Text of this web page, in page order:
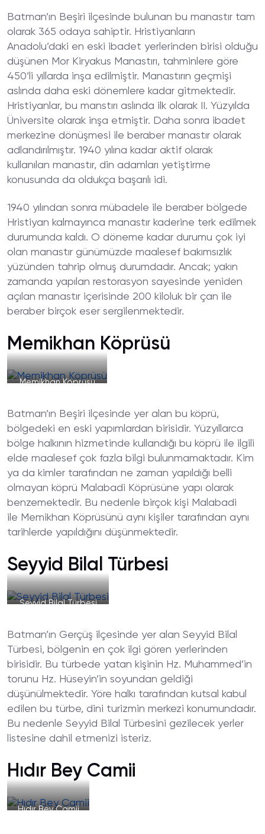
Batman’ın Beşiri ilçesinde bulunan bu manastır tam
olarak 365 odaya sahiptir. Hristiyanların
Anadolu’daki en eski ibadet yerlerinden birisi olduğu
düşünen Mor Kiryakus Manastırı, tahminlere göre
450’li yıllarda inşa edilmiştir. Manastırın geçmişi
aslında daha eski dönemlere kadar gitmektedir.
Hristiyanlar, bu manstırı aslında ilk olarak II. Yüzyılda
Üniversite olarak inşa etmiştir. Daha sonra ibadet
merkezine dönüşmesi ile beraber manastır olarak
adlandırılmıştır. 1940 yılına kadar aktif olarak
kullanılan manastır, din adamları yetiştirme
konusunda da oldukça başarılı idi.
1940 yılından sonra mübadele ile beraber bölgede
Hristiyan kalmayınca manastır kaderine terk edilmek
durumunda kaldı. O döneme kadar durumu çok iyi
olan manastır günümüzde maalesef bakımsızlık
yüzünden tahrip olmuş durumdadır. Ancak; yakın
zamanda yapılan restorasyon sayesinde yeniden
açılan manastır içerisinde 200 kiloluk bir çan ile
beraber birçok eser sergilenmektedir.
Memikhan Köprüsü
Memikhan Köprüsü
Batman’ın Beşiri ilçesinde yer alan bu köprü,
bölgedeki en eski yapımlardan birisidir. Yüzyıllarca
bölge halkının hizmetinde kullandığı bu köprü ile ilgili
elde maalesef çok fazla bilgi bulunmamaktadır. Kim
ya da kimler tarafından ne zaman yapıldığı belli
olmayan köprü Malabadi Köprüsüne yapı olarak
benzemektedir. Bu nedenle birçok kişi Malabadi
ile Memikhan Köprüsünü aynı kişiler tarafından aynı
tarihlerde yapıldığını düşünmektedir.
Seyyid Bilal Türbesi
Seyyid Bilal Türbesi
Batman’ın Gerçüş ilçesinde yer alan Seyyid Bilal
Türbesi, bölgenin en çok ilgi gören yerlerinden
birisidir. Bu türbede yatan kişinin Hz. Muhammed’in
torunu Hz. Hüseyin’in soyundan geldiği
düşünülmektedir. Yöre halkı tarafından kutsal kabul
edilen bu türbe, dini turizmin merkezi konumundadır.
Bu nedenle Seyyid Bilal Türbesini gezilecek yerler
listesine dahil etmenizi isteriz.
Hıdır Bey Camii
Hıdır Bey Camii